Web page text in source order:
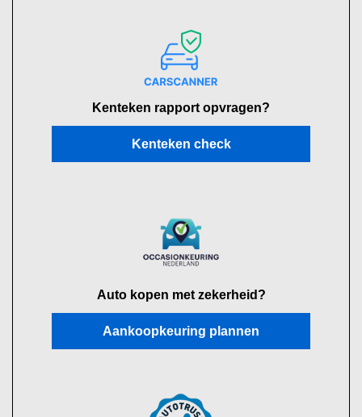
Kenteken rapport opvragen?
Kenteken check
Auto kopen met zekerheid?
Aankoopkeuring plannen